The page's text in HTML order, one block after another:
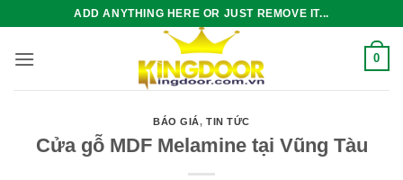
nội
ADD ANYTHING HERE OR JUST REMOVE IT...
0
BÁO GIÁ,TIN TỨC
Cửa gỗ MDF Melamine tại Vũng Tàu